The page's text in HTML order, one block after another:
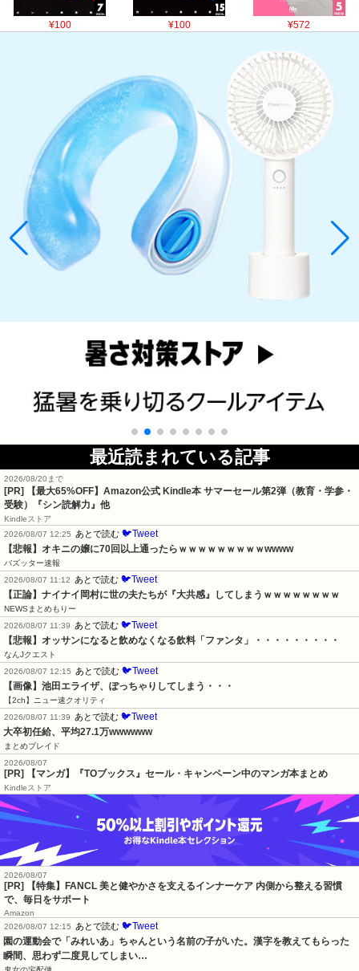
¥100 ¥100 ¥572
最近読まれている記事
2026/08/20まで
[PR]
【最大65%OFF】Amazon公式 Kindle本 サマーセール第2弾（教育・学参・
受験）『シン読解力』他
Kindleストア
2026/08/07 12:25
あとで読む 🐦Tweet
【悲報】オキニの嬢に70回以上通ったらｗｗｗｗｗｗｗｗｗwwww
バズッター速報
2026/08/07 11:12
あとで読む 🐦Tweet
【正論】ナイナイ岡村に世の夫たちが『大共感』してしまうｗｗｗｗｗｗｗｗ
NEWSまとめもりー
2026/08/07 11:39
あとで読む 🐦Tweet
【悲報】オッサンになると飲めなくなる飲料「ファンタ」・・・・・・・・・
なんJクエスト
2026/08/07 12:15
あとで読む 🐦Tweet
【画像】池田エライザ、ぽっちゃりしてしまう・・・
【2ch】ニュー速クオリティ
2026/08/07 11:39
あとで読む 🐦Tweet
大卒初任給、平均27.1万wwwwww
まとめブレイド
2026/08/07
[PR] 【マンガ】『TOブックス』セール・キャンペーン中のマンガ本まとめ
Kindleストア
2026/08/07
[PR] 【特集】FANCL 美と健やかさを支えるインナーケア 内側から整える習慣
で、毎日をサポート
Amazon
2026/08/07 12:15
あとで読む 🐦Tweet
園の運動会で「みれいあ」ちゃんという名前の子がいた。漢字を教えてもらった
瞬間、思わず二度見してしまい…